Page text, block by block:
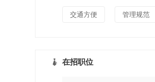
交通方便 管理规范
在招职位